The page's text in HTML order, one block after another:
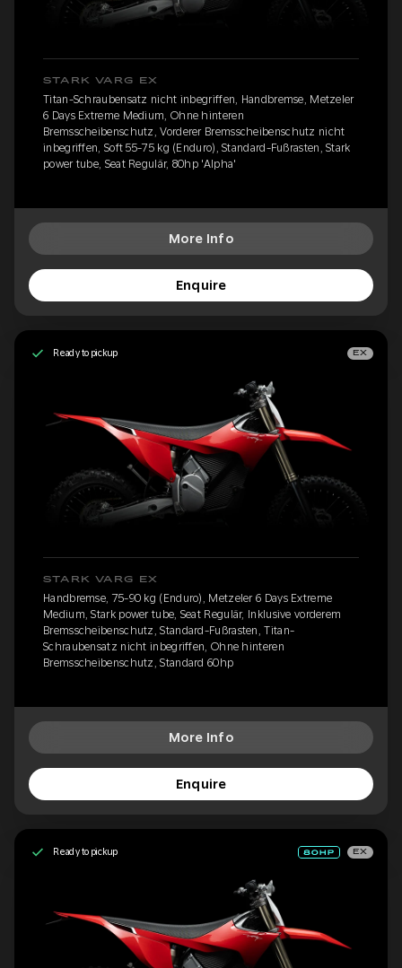
STARK VARG EX
Titan-Schraubensatz nicht inbegriffen, Handbremse, Metzeler
6 Days Extreme Medium, Ohne hinteren
Bremsscheibenschutz, Vorderer Bremsscheibenschutz nicht
inbegriffen, Soft 55-75 kg (Enduro), Standard-Fußrasten, Stark
power tube, Seat Regulär, 80hp 'Alpha'
More Info
Enquire
Ready to pickup EX
STARK VARG EX
Handbremse, 75-90 kg (Enduro), Metzeler 6 Days Extreme
Medium, Stark power tube, Seat Regulär, Inklusive vorderem
Bremsscheibenschutz, Standard-Fußrasten, Titan-
Schraubensatz nicht inbegriffen, Ohne hinteren
Bremsscheibenschutz, Standard 60hp
More Info
Enquire
Ready to pickup EX